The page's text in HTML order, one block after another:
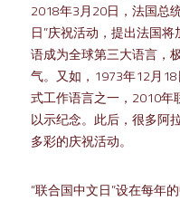
2018年3月20日，法国总
日”庆祝活动，提出法国
语成为全球第三大语言，
气。又如，1973年12月
式工作语言之一，2010年
以示纪念。此后，很多阿
多彩的庆祝活动。
“联合国中文日”设在每年